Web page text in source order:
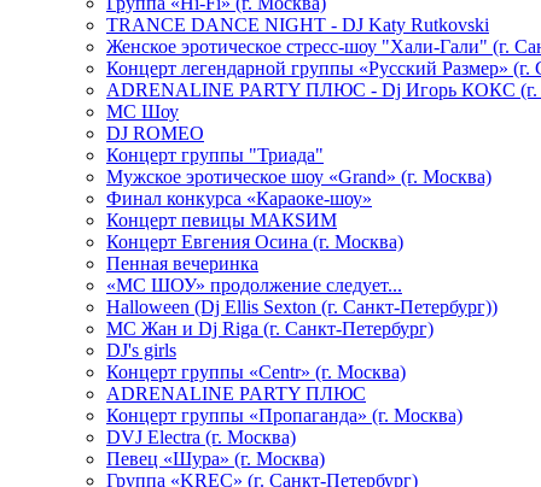
TRANCE DANCE NIGHT - DJ Katy Rutkovski
Женское эротическое стресс-шоу "Хали-Гали" (г.
Концерт легендарной группы «Русский Размер» (г.
ADRENALINE PARTY ПЛЮС - Dj Игорь КОКС (г.
MC Шоу
DJ ROMEO
Концерт группы "Триада"
Мужское эротическое шоу «Grand» (г. Москва)
Финал конкурса «Караоке-шоу»
Концерт певицы МАКSИМ
Концерт Евгения Осина (г. Москва)
Пенная вечеринка
«МС ШОУ» продолжение следует...
Halloween (Dj Ellis Sexton (г. Санкт-Петербург))
МС Жан и Dj Riga (г. Санкт-Петербург)
DJ's girls
Концерт группы «Centr» (г. Москва)
ADRENALINE PARTY ПЛЮС
Концерт группы «Пропаганда» (г. Москва)
DVJ Electra (г. Москва)
Певец «Шура» (г. Москва)
Группа «KREC» (г. Санкт-Петербург)